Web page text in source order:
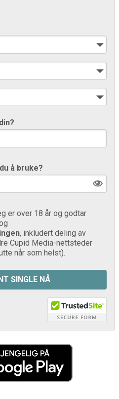
å bruke?
er over 18 år og godtar
, inkludert deling av
Cupid Media-nettsteder
når som helst).